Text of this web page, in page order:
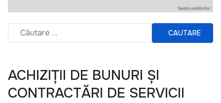
CAUTARE
ACHIZIȚII DE BUNURI ȘI
CONTRACTĂRI DE SERVICII